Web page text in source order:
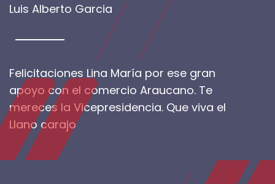
Luis Alberto Garcia
Felicitaciones Lina María por ese gran
apoyo con el comercio Araucano. Te
mereces la Vicepresidencia. Que viva el
Llano carajo